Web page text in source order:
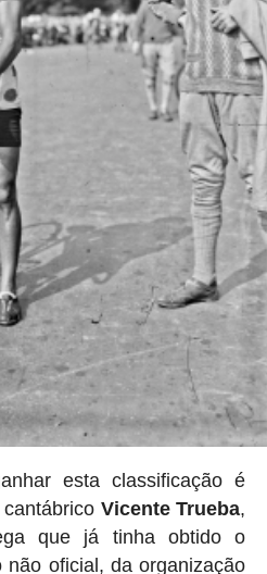
esta classificação é
Vicente Trueba,
que já tinha obtido o
não oficial, da organização